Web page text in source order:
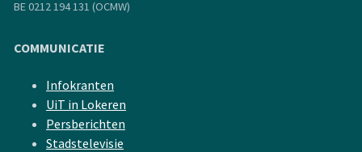
BE 0212 194 131 (OCMW)
COMMUNICATIE
Infokranten
UiT in Lokeren
Persberichten
Stadstelevisie